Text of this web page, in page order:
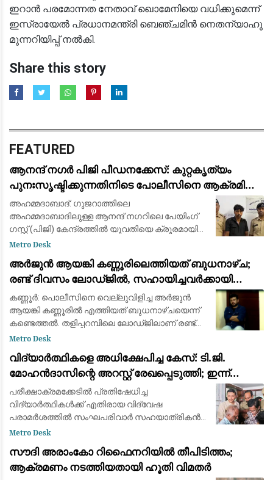
ഇറാൻ പരമോന്നത നേതാവ് ഖൊമേനിയെ വധിക്കുമെന്ന്
ഇസ്രായേൽ പ്രധാനമന്ത്രി ബെഞ്ചമിൻ നെതന്യാഹു
മുന്നറിയിപ്പ് നൽകി.
Share this story
FEATURED
ആനന്ദ് നഗർ പിജി പീഡനക്കേസ്: കുറ്റകൃത്യം
പുനഃസൃഷ്ടിക്കുന്നതിനിടെ പോലീസിനെ ആക്രമിച്ചു;
പ്രതിക്ക് കാലിൽ വെടിയേറ്റു
അഹമ്മദാബാദ്: ഗുജറാത്തിലെ
അഹമ്മദാബാദിലുള്ള ആനന്ദ് നഗറിലെ പേയിംഗ്
ഗസ്റ്റ് (പിജി) കേന്ദ്രത്തിൽ യുവതിയെ ക്രൂരമായി
പീഡിപ്പിച്ച കേസ്സിലെ പ്രതിക്ക് പോലീസിന്റെ
Metro Desk
അർജുൻ ആയങ്കി കണ്ണൂരിലെത്തിയത് ബുധനാഴ്ച;
രണ്ട് ദിവസം ലോഡ്ജിൽ, സഹായിച്ചവർക്കായി
തിരച്ചിൽ
കണ്ണൂർ: പൊലീസിനെ വെല്ലുവിളിച്ച അർജുൻ
ആയങ്കി കണ്ണൂരിൽ എത്തിയത് ബുധനാഴ്ചയെന്ന്
കണ്ടെത്തൽ. തളിപ്പറമ്പിലെ ലോഡ്ജിലാണ് രണ്ട്
ദിവസം തങ്ങിയത്. സുഹൃത്ത് പ്രണവും ബന്ധു
Metro Desk
വിദ്യാർത്ഥികളെ അധിക്ഷേപിച്ച കേസ്: ടി.ജി.
മോഹൻദാസിന്റെ അറസ്റ്റ് രേഖപ്പെടുത്തി; ഇന്ന്
കോടതിയിൽ ഹാജരാക്കും
പരീക്ഷാക്രമക്കേടില്‍ പ്രതിഷേധിച്ച
വിദ്യാര്‍ത്ഥികള്‍ക്ക് എതിരായ വിദ്വേഷ
പരാമര്‍ശത്തില്‍ സംഘപരിവാര്‍ സഹയാത്രികന്‍
ടി. ജി. മോഹന്‍ദാസിന്റെ അറസ്റ്റ് രേഖപ്പെടുത്തി.
Metro Desk
സൗദി അരാംകോ റിഫൈനറിയിൽ തീപിടിത്തം;
ആക്രമണം നടത്തിയതായി ഹൂതി വിമതർ